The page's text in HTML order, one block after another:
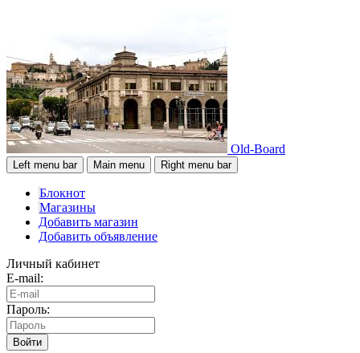
Old-Board
Left menu bar Main menu Right menu bar
Блокнот
Магазины
Добавить магазин
Добавить объявление
Личный кабинет
E-mail:
Пароль:
Войти